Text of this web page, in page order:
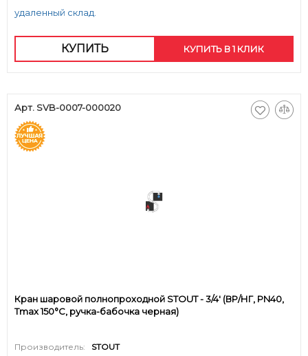
удаленный склад.
КУПИТЬ КУПИТЬ В 1 КЛИК
Арт. SVB-0007-000020
Кран шаровой полнопроходной STOUT - 3/4' (ВР/НГ, PN40,
Tmax 150°С, ручка-бабочка черная)
Производитель:
STOUT